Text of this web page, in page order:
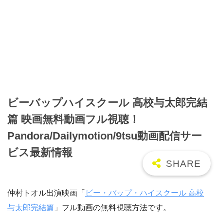
ビーバップハイスクール 高校与太郎完結
篇 映画無料動画フル視聴！
Pandora/Dailymotion/9tsu動画配信サー
ビス最新情報
仲村トオル出演映画「 ビー・バップ・ハイスクール 高校
与太郎完結篇 」フル動画の無料視聴方法です。